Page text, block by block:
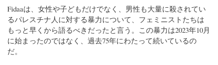
Fidaaは、女性や子どもだけでなく、男性も大量に殺されてい
るパレスチナ人に対する暴力について、フェミニストたちは
もっと早くから語るべきだったと言う。この暴力は2023年10月
に始まったのではなく、過去75年にわたって続いているの
だ。